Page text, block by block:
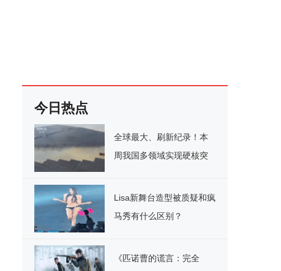
今日热点
全球最大、刷新纪录！本
周我国多领域实现硬核突
Lisa新舞台造型被质疑和疯
马秀有什么区别？
《匹诺曹的谎言：完全